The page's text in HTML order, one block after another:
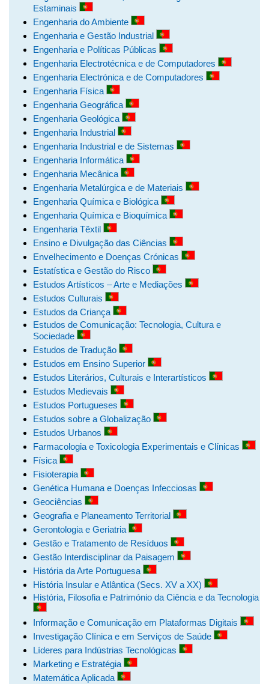
Estaminais
Engenharia do Ambiente
Engenharia e Gestão Industrial
Engenharia e Políticas Públicas
Engenharia Electrotécnica e de Computadores
Engenharia Electrónica e de Computadores
Engenharia Física
Engenharia Geográfica
Engenharia Geológica
Engenharia Industrial
Engenharia Industrial e de Sistemas
Engenharia Informática
Engenharia Mecânica
Engenharia Metalúrgica e de Materiais
Engenharia Química e Biológica
Engenharia Química e Bioquímica
Engenharia Têxtil
Ensino e Divulgação das Ciências
Envelhecimento e Doenças Crónicas
Estatística e Gestão do Risco
Estudos Artísticos – Arte e Mediações
Estudos Culturais
Estudos da Criança
Estudos de Comunicação: Tecnologia, Cultura e
Sociedade
Estudos de Tradução
Estudos em Ensino Superior
Estudos Literários, Culturais e Interartísticos
Estudos Medievais
Estudos Portugueses
Estudos sobre a Globalização
Estudos Urbanos
Farmacologia e Toxicologia Experimentais e Clínicas
Física
Fisioterapia
Genética Humana e Doenças Infecciosas
Geociências
Geografia e Planeamento Territorial
Gerontologia e Geriatria
Gestão e Tratamento de Resíduos
Gestão Interdisciplinar da Paisagem
História da Arte Portuguesa
História Insular e Atlântica (Secs. XV a XX)
História, Filosofia e Património da Ciência e da Tecnologia
Informação e Comunicação em Plataformas Digitais
Investigação Clínica e em Serviços de Saúde
Líderes para Indústrias Tecnológicas
Marketing e Estratégia
Matemática Aplicada